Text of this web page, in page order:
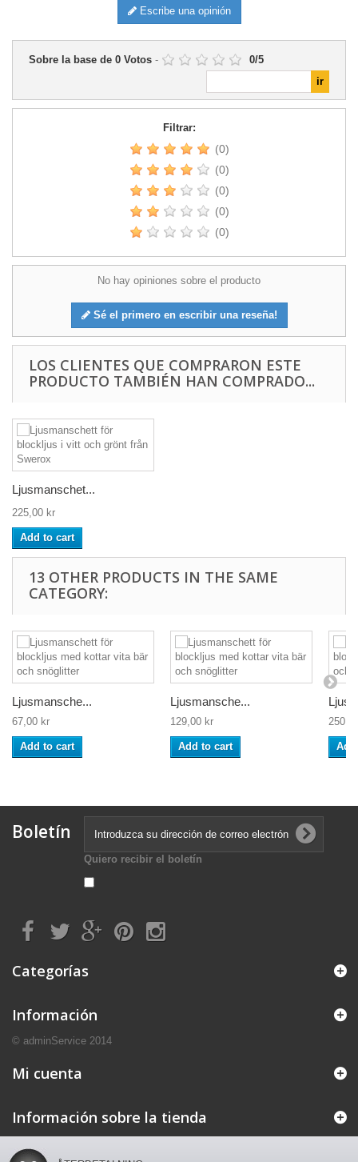
Escribe una opinión
Sobre la base de 0 Votos - 0/5
Filtrar:
(0)
(0)
(0)
(0)
(0)
No hay opiniones sobre el producto
Sé el primero en escribir una reseña!
LOS CLIENTES QUE COMPRARON ESTE
PRODUCTO TAMBIÉN HAN COMPRADO...
Ljusmanschet...
225,00 kr
Add to cart
13 OTHER PRODUCTS IN THE SAME
CATEGORY:
Ljusmansche...
67,00 kr
Add to cart
Ljusmansche...
129,00 kr
Add to cart
Boletín
Quiero recibir el boletín
Categorías
Información
© adminService 2014
Mi cuenta
Información sobre la tienda